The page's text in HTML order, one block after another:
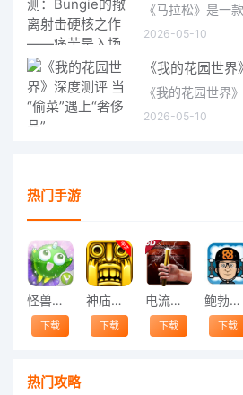
2026-05-10
2026-05-10
热门手游
怪兽跳跃
下载
神庙逃亡中文版
下载
电流急急棒
下载
鲍勃的梦境
下载
热门攻略